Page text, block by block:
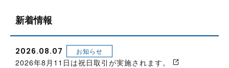
新着情報
2026.08.07 お知らせ
2026年8月11日は祝日取引が実施されます。